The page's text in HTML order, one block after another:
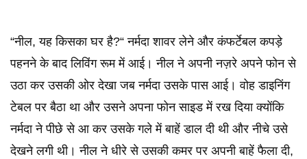
“नील, यह किसका घर है?“ नर्मदा शावर लेने और कंफर्टेबल कपड़े
पहनने के बाद लिविंग रूम में आई। नील ने अपनी नज़रे अपने फोन से
उठा कर उसकी ओर देखा जब नर्मदा उसके पास आई। वोह डाइनिंग
टेबल पर बैठा था और उसने अपना फोन साइड में रख दिया क्योंकि
नर्मदा ने पीछे से आ कर उसके गले में बाहें डाल दी थी और नीचे उसे
देखने लगी थी। नील ने धीरे से उसकी कमर पर अपनी बाहें फैला दी,